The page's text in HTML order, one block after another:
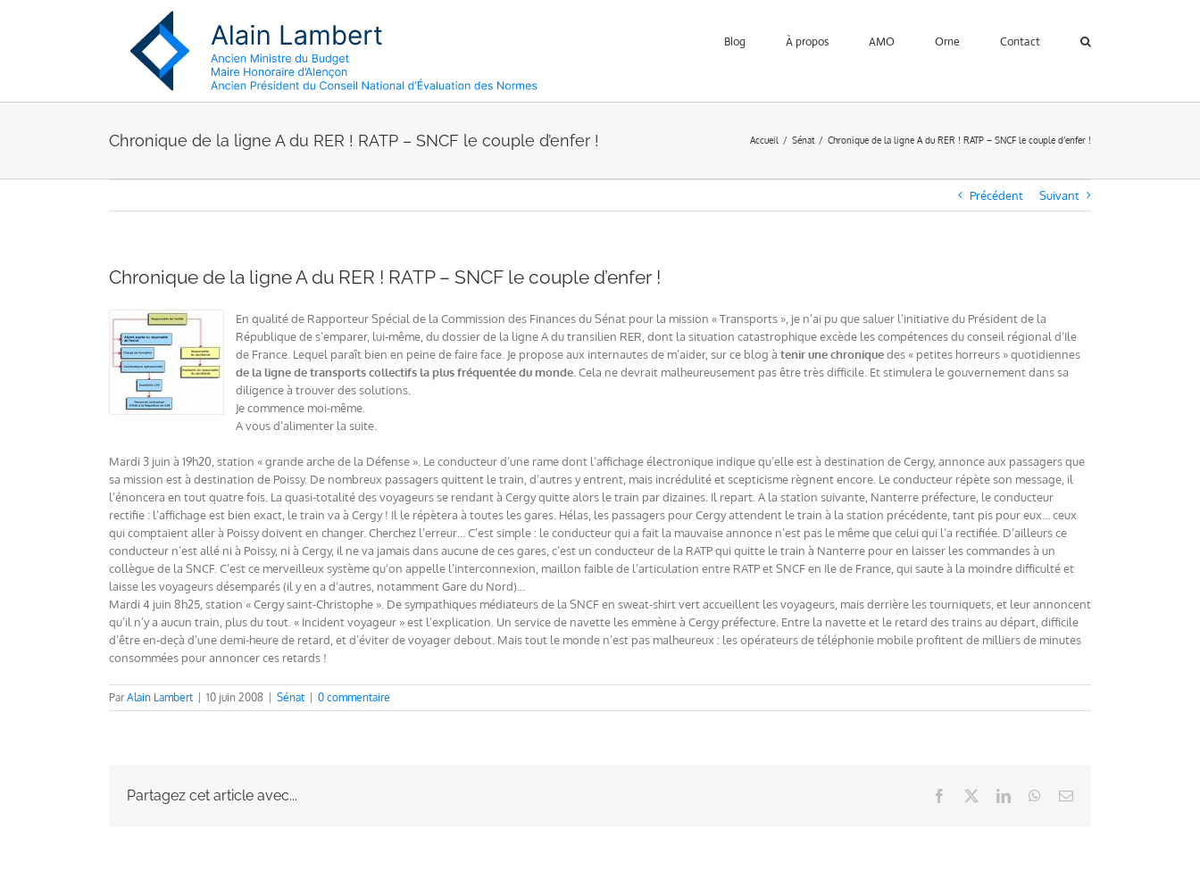
Blog À propos AMO Orne Contact
Chronique de la ligne A du RER ! RATP – SNCF le couple d’enfer ! Accueil Sénat Chronique de la ligne A du RER ! RATP – SNCF le couple d’enfer !
Précédent Suivant
Chronique de la ligne A du RER ! RATP – SNCF le couple d’enfer !
En qualité de Rapporteur Spécial de la Commission des Finances du Sénat pour la mission « Transports », je n’ai pu que saluer l’initiative du Président de la
République de s’emparer, lui-même, du dossier de la ligne A du transilien RER, dont la situation catastrophique excède les compétences du conseil régional d’Ile
de France. Lequel paraît bien en peine de faire face. Je propose aux internautes de m’aider, sur ce blog à tenir une chroniquedes « petites horreurs » quotidiennes
de la ligne de transports collectifs la plus fréquentée du monde. Cela ne devrait malheureusement pas être très difficile. Et stimulera le gouvernement dans sa
diligence à trouver des solutions.
Je commence moi-même.
A vous d’alimenter la suite.
Mardi 3 juin à 19h20, station « grande arche de la Défense ». Le conducteur d’une rame dont l’affichage électronique indique qu’elle est à destination de Cergy, annonce aux passagers que
sa mission est à destination de Poissy. De nombreux passagers quittent le train, d’autres y entrent, mais incrédulité et scepticisme règnent encore. Le conducteur répète son message, il
l’énoncera en tout quatre fois. La quasi-totalité des voyageurs se rendant à Cergy quitte alors le train par dizaines. Il repart. A la station suivante, Nanterre préfecture, le conducteur
rectifie : l’affichage est bien exact, le train va à Cergy ! Il le répètera à toutes les gares. Hélas, les passagers pour Cergy attendent le train à la station précédente, tant pis pour eux… ceux
qui comptaient aller à Poissy doivent en changer. Cherchez l’erreur… C’est simple : le conducteur qui a fait la mauvaise annonce n’est pas le même que celui qui l’a rectifiée. D’ailleurs ce
conducteur n’est allé ni à Poissy, ni à Cergy, il ne va jamais dans aucune de ces gares, c’est un conducteur de la RATP qui quitte le train à Nanterre pour en laisser les commandes à un
collègue de la SNCF. C’est ce merveilleux système qu’on appelle l’interconnexion, maillon faible de l’articulation entre RATP et SNCF en Ile de France, qui saute à la moindre difficulté et
laisse les voyageurs désemparés (il y en a d’autres, notamment Gare du Nord)…
Mardi 4 juin 8h25, station « Cergy saint-Christophe ». De sympathiques médiateurs de la SNCF en sweat-shirt vert accueillent les voyageurs, mais derrière les tourniquets, et leur annoncent
qu’il n’y a aucun train, plus du tout. « Incident voyageur » est l’explication. Un service de navette les emmène à Cergy préfecture. Entre la navette et le retard des trains au départ, difficile
d’être en-deçà d’une demi-heure de retard, et d’éviter de voyager debout. Mais tout le monde n’est pas malheureux : les opérateurs de téléphonie mobile profitent de milliers de minutes
consommées pour annoncer ces retards !
ParAlain Lambert 10 juin 2008 Sénat 0 commentaire
Partagez cet article avec... Facebook LinkedInWhatsApp
Email